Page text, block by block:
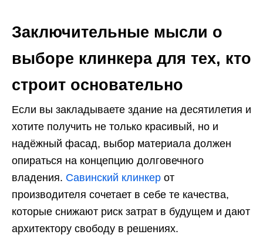
Заключительные мысли о
выборе клинкера для тех, кто
строит основательно
Если вы закладываете здание на десятилетия и
хотите получить не только красивый, но и
надёжный фасад, выбор материала должен
опираться на концепцию долговечного
владения. Савинский клинкер от
производителя сочетает в себе те качества,
которые снижают риск затрат в будущем и дают
архитектору свободу в решениях.